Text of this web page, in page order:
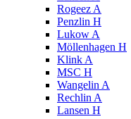
Rogeez A
Penzlin H
Lukow A
Möllenhagen H
Klink A
MSC H
Wangelin A
Rechlin A
Lansen H